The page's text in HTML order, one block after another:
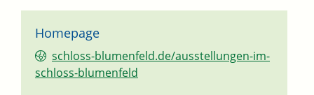
Homepage
schloss-blumenfeld.de/ausstellungen-im-
schloss-blumenfeld